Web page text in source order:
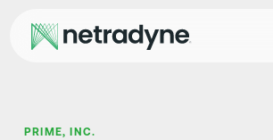
PRIME, INC.